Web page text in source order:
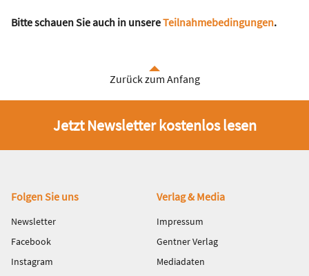
Bitte schauen Sie auch in unsereTeilnahmebedingungen.
Zurück zum Anfang
Jetzt Newsletter kostenlos lesen
Fußbereich
Folgen Sie uns
Newsletter
Facebook
Instagram
Verlag & Media
Impressum
Gentner Verlag
Mediadaten